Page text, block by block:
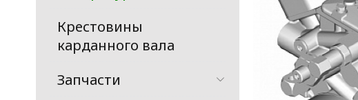
Крестовины
карданного вала
Запчасти